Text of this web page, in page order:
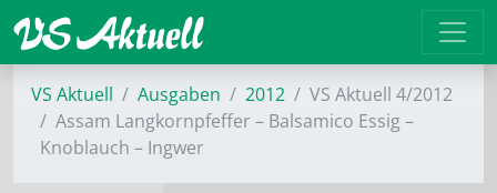
VS Aktuell Ausgaben 2012
VS Aktuell 4/2012
Assam Langkornpfeffer – Balsamico Essig –
Knoblauch – Ingwer